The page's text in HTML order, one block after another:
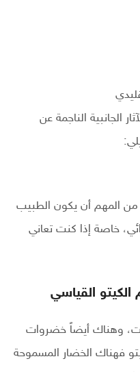
الجانبية الناجمة عن
المهم أن يكون الطبيب
خاصة إذا كنت تعاني
القياسي
وهناك أيضاً خضروات
فهناك الخضار المسموحة